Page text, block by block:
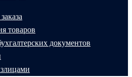
товаров
документов